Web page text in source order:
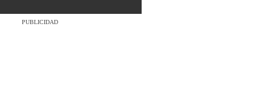
PUBLICIDAD